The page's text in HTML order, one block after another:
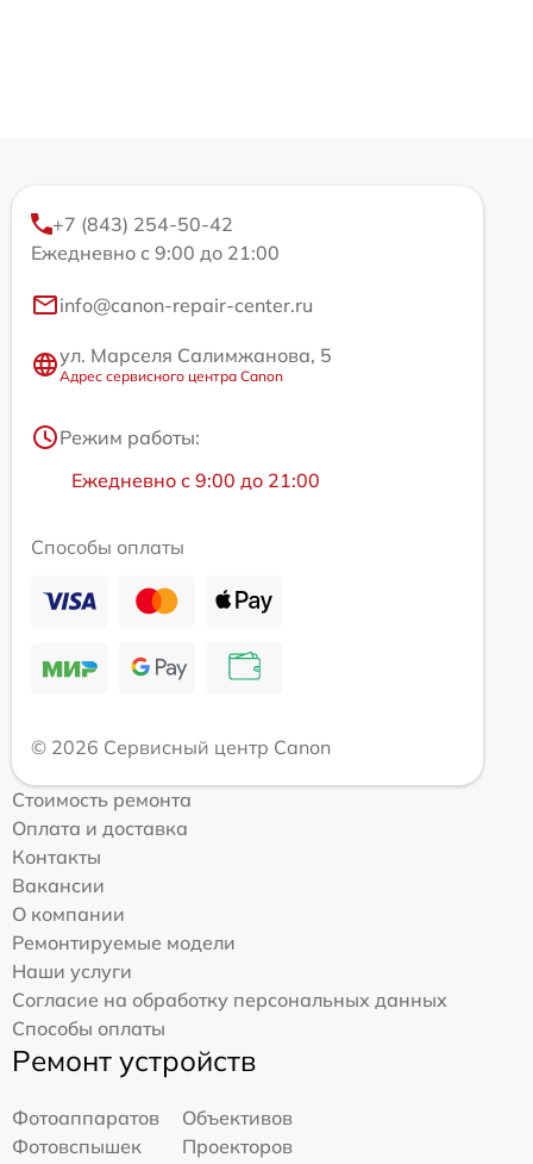
+7 (843) 254-50-42
Ежедневно с 9:00 до 21:00
info@canon-repair-center.ru
ул. Марселя Салимжанова, 5
Адрес сервисного центра Canon
Режим работы:
Ежедневно с 9:00 до 21:00
Способы оплаты
© 2026 Сервисный центр Canon
Стоимость ремонта
Оплата и доставка
Контакты
Вакансии
О компании
Ремонтируемые модели
Наши услуги
Согласие на обработку персональных данных
Способы оплаты
Ремонт устройств
Фотоаппаратов
Объективов
Фотовспышек
Проекторов